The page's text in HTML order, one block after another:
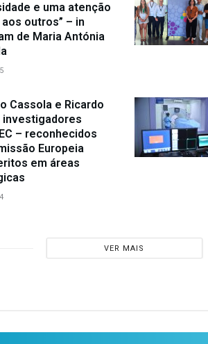
e uma atenção
outros” – in
de Maria Antónia
Cassola e Ricardo
investigadores
– reconhecidos
Europeia
em áreas
VER MAIS